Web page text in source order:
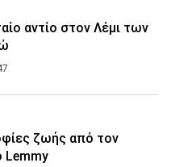
αντίο στον Λέμι των
ζωής από τον
Lemmy